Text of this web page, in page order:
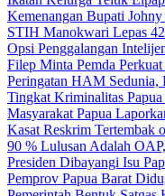
Kemenangan Bupati
STIH Manokwari Lepas
Opsi Penggalangan
Filep Minta Pemda
Peringatan HAM Sedunia,
Tingkat Kriminalitas
Masyarakat Papua
Kasat Reskrim Tertembak
90 % Lulusan Adalah
Presiden Dibayangi Isu
Pemprov Papua Barat